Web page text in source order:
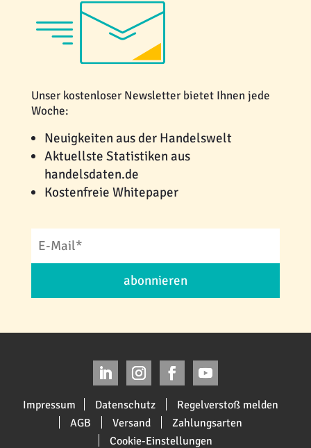
Unser kostenloser Newsletter bietet Ihnen jede
Woche:
Neuigkeiten aus der Handelswelt
Aktuellste Statistiken aus
handelsdaten.de
Kostenfreie Whitepaper
abonnieren
Impressum Datenschutz
Regelverstoß melden
AGB
Versand
Zahlungsarten
Cookie-Einstellungen